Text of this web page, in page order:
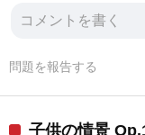
問題を報告する
子供の情景